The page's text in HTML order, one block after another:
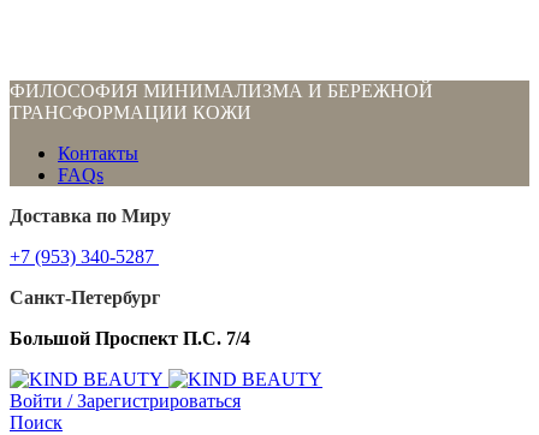
ФИЛОСОФИЯ МИНИМАЛИЗМА И БЕРЕЖНОЙ
ТРАНСФОРМАЦИИ КОЖИ
Контакты
FAQs
Доставка по Миру
+7 (953) 340-5287
Санкт-Петербург
Большой Проспект П.С. 7/4
Войти / Зарегистрироваться
Поиск